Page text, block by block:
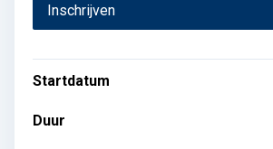
Inschrijven
Startdatum
Duur